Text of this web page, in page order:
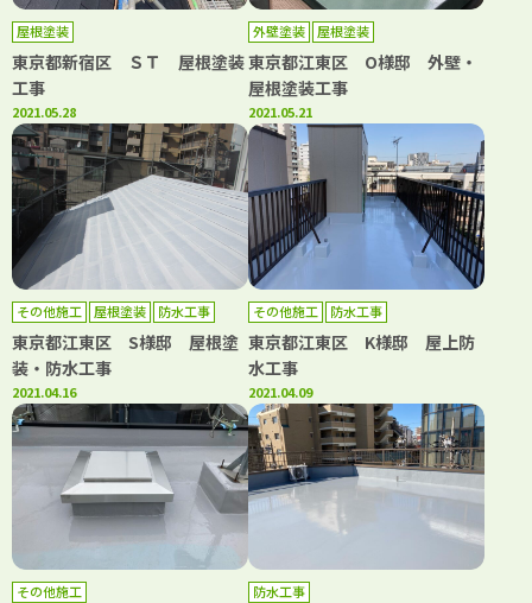
屋根塗装
東京都新宿区 ＳＴ 屋根塗装
工事
2021.05.28
外壁塗装 屋根塗装
東京都江東区 O様邸 外壁・
屋根塗装工事
2021.05.21
その他施工 屋根塗装 防水工事
東京都江東区 S様邸 屋根塗
装・防水工事
2021.04.16
その他施工 防水工事
東京都江東区 K様邸 屋上防
水工事
2021.04.09
その他施工 防水工事